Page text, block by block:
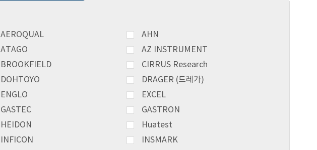
AEROQUAL
AHN
ATAGO
AZ INSTRUMENT
BROOKFIELD
CIRRUS Research
DOHTOYO
DRAGER (드레가)
ENGLO
EXCEL
GASTEC
GASTRON
HEIDON
Huatest
INFICON
INSMARK